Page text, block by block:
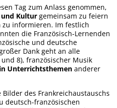
Tag zum Anlass genommen,
und Kultur gemeinsam zu feiern
zu informieren. Im festlich
die Französisch-Lernenden
und deutsche
Dank geht an alle
8), französischer Musik
Unterrichtsthemen anderer
des Frankreichaustauschs
deutsch-französischen